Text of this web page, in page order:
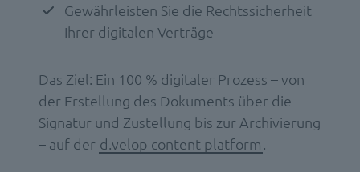
Gewährleisten Sie die Rechtssicherheit
Ihrer digitalen Verträge
Das Ziel: Ein 100 % digitaler Prozess – von
der Erstellung des Dokuments über die
Signatur und Zustellung bis zur Archivierung
– auf der d.velop content platform.